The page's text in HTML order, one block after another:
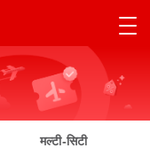
मल्टी-सिटी